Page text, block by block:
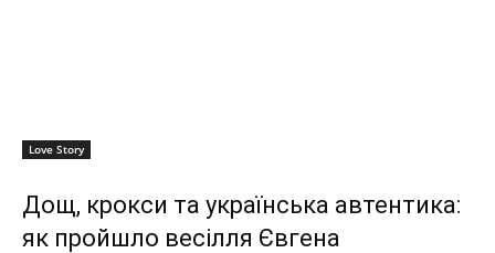
Love Story
Дощ, крокси та українська автентика:
як пройшло весілля Євгена